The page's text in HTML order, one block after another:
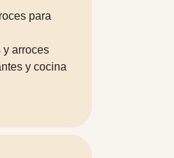
para
y arroces
y cocina